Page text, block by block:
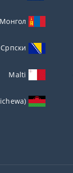
Монгол
Српски
Malti